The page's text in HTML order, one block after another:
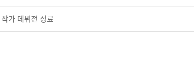
가 데뷔전 성료